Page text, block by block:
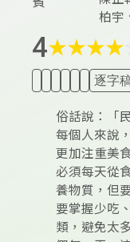
柏宇
4★★★★
逐字
俗話說：「
每個人來說
更加注重美
必須每天從
養物質，但
要掌握少吃
類，避免太